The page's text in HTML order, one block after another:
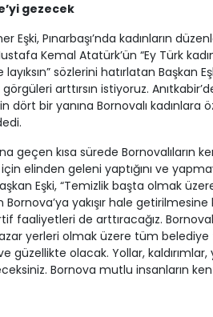
gezecek
Eşki, Pınarbaşı’nda kadınların
Kemal Atatürk’ün “Ey Türk
sözlerini hatırlatan Başkan
arttırsın istiyoruz.
dört bir yanına Bornovalı kadınlara
geçen kısa sürede Bornovalıların
elinden geleni yaptığını ve
Eşki, “Temizlik başta olmak
yakışır hale
faaliyetleri de arttıracağız.
yerleri olmak üzere tüm belediye
güzellikte olacak. Yollar, kaldırımlar,
Bornova mutlu insanların